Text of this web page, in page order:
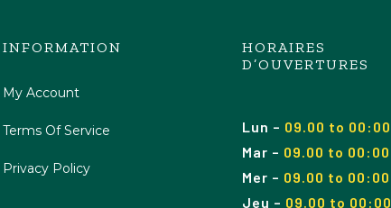
INFORMATION
My Account
Terms Of Service
Privacy Policy
HORAIRES
D’OUVERTURES
Lun – 09.00 to 00:00
Mar – 09.00 to 00 :00
Mer – 09.00 to 00 :00
Jeu – 09.00 to 00 :00